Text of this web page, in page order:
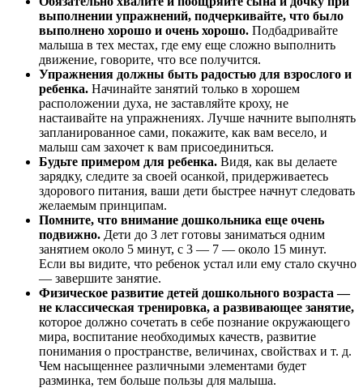
выполнении упражнений, подчеркивайте, что было
выполнено хорошо и очень хорошо. Подбадривайте
малыша в тех местах, где ему еще сложно выполнить
движение, говорите, что все получится.
Упражнения должны быть радостью для взрослого и
ребенка. Начинайте занятий только в хорошем
расположении духа, не заставляйте кроху, не
настаивайте на упражнениях. Лучше начните выполнять
запланированное сами, покажите, как вам весело, и
малыш сам захочет к вам присоединиться.
Будьте примером для ребенка. Видя, как вы делаете
зарядку, следите за своей осанкой, придерживаетесь
здорового питания, ваши дети быстрее начнут следовать
желаемым принципам.
Помните, что внимание дошкольника еще очень
подвижно. Дети до 3 лет готовы заниматься одним
занятием около 5 минут, с 3 — 7 — около 15 минут.
Если вы видите, что ребенок устал или ему стало скучно
— завершите занятие.
Физическое развитие детей дошкольного возраста —
не классическая тренировка, а развивающее занятие,
которое должно сочетать в себе познание окружающего
мира, воспитание необходимых качеств, развитие
понимания о пространстве, величинах, свойствах и т. д.
Чем насыщеннее различными элементами будет
разминка, тем больше пользы для малыша.